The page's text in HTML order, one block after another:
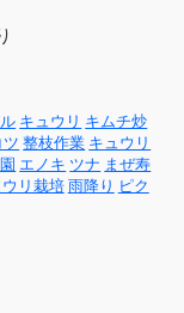
キュウリ キムチ炒
ツ 整枝作業 キュウリ
エノキ ツナ まぜ寿
リ栽培 雨降り ピク